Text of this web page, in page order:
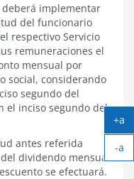
deberá implementar
del funcionario
respectivo Servicio
remuneraciones el
mensual por
social, considerando
segundo del
el inciso segundo del
antes referida
dividendo mensual
se efectuará.
+a
-a